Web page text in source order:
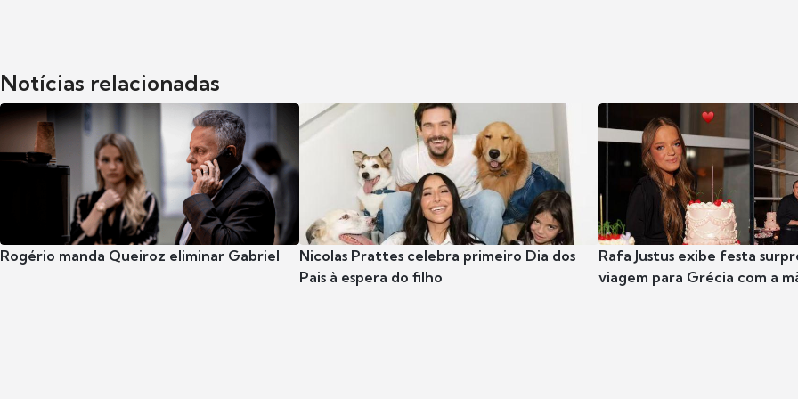
Notícias relacionadas
Rogério manda Queiroz eliminar Gabriel
Nicolas Prattes celebra primeiro Dia dos
Pais à espera do filho
Rafa Justus exibe festa
viagem para Grécia com a